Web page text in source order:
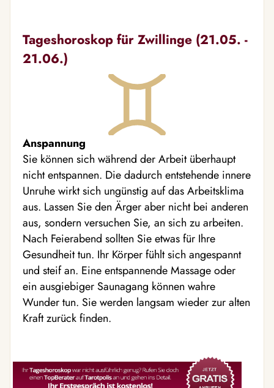
Tageshoroskop für Zwillinge (21.05. -
21.06.)
Anspannung
Sie können sich während der Arbeit überhaupt
nicht entspannen. Die dadurch entstehende innere
Unruhe wirkt sich ungünstig auf das Arbeitsklima
aus. Lassen Sie den Ärger aber nicht bei anderen
aus, sondern versuchen Sie, an sich zu arbeiten.
Nach Feierabend sollten Sie etwas für Ihre
Gesundheit tun. Ihr Körper fühlt sich angespannt
und steif an. Eine entspannende Massage oder
ein ausgiebiger Saunagang können wahre
Wunder tun. Sie werden langsam wieder zur alten
Kraft zurück finden.